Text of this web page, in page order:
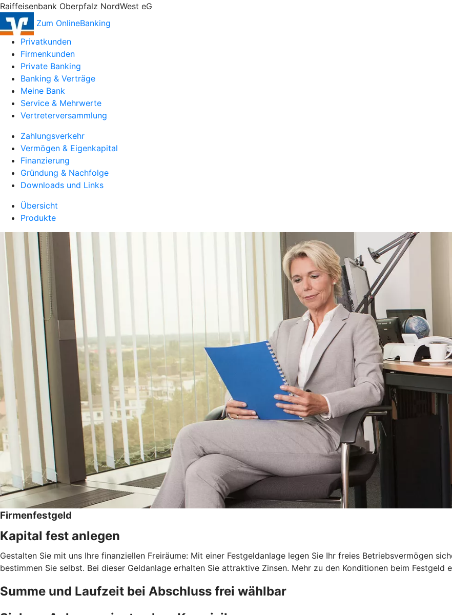
Raiffeisenbank Oberpfalz NordWest eG
Zum OnlineBanking
Privatkunden
Firmenkunden
Private Banking
Banking & Verträge
Meine Bank
Service & Mehrwerte
Vertreterversammlung
Zahlungsverkehr
Vermögen & Eigenkapital
Finanzierung
Gründung & Nachfolge
Downloads und Links
Übersicht
Produkte
Firmenfestgeld
Kapital fest anlegen
Gestalten Sie mit uns Ihre finanziellen Freiräume: Mit einer Festgeldanlage legen Sie Ihr freies Betriebsvermögen
bestimmen Sie selbst. Bei dieser Geldanlage erhalten Sie attraktive Zinsen. Mehr zu den Konditionen beim Festgeld
Summe und Laufzeit bei Abschluss frei wählbar